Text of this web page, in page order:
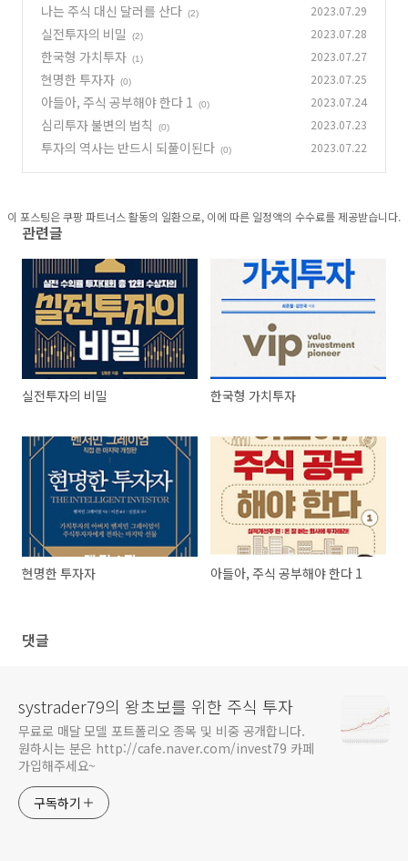
나는 주식 대신 달러를 산다 (2) 2023.07.29
실전투자의 비밀 (2) 2023.07.28
한국형 가치투자 (1) 2023.07.27
현명한 투자자 (0) 2023.07.25
아들아, 주식 공부해야 한다 1 (0) 2023.07.24
심리투자 불변의 법칙 (0) 2023.07.23
투자의 역사는 반드시 되풀이된다 (0) 2023.07.22
이 포스팅은 쿠팡 파트너스 활동의 일환으로, 이에 따른 일정액의 수수료를 제공받습니다.
관련글
실전투자의 비밀 한국형 가치투자
현명한 투자자 아들아, 주식 공부해야 한다 1
댓글
systrader79의 왕초보를 위한 주식 투자
무료로 매달 모델 포트폴리오 종목 및 비중 공개합니다.
원하시는 분은 http://cafe.naver.com/invest79 카페
가입해주세요~
구독하기